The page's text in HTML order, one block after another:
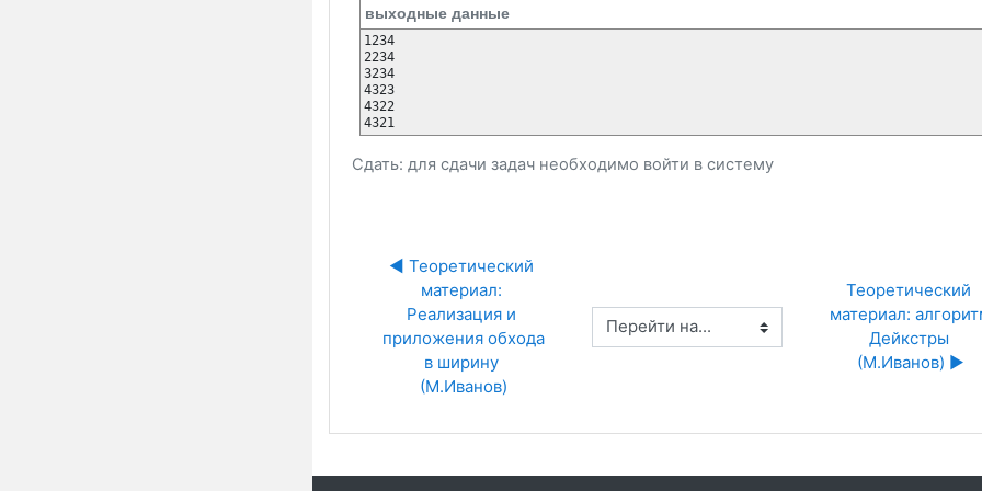
выходные данные
1234
2234
3234
4323
4322
Сдать: для сдачи задач необходимо войти в систему
◀︎ Теоретический
материал:
Реализация и
приложения обхода
в ширину
(М.Иванов)
Перейти на...
Теоретический
материал:
Дейкстры
(М.Иванов) ▶︎